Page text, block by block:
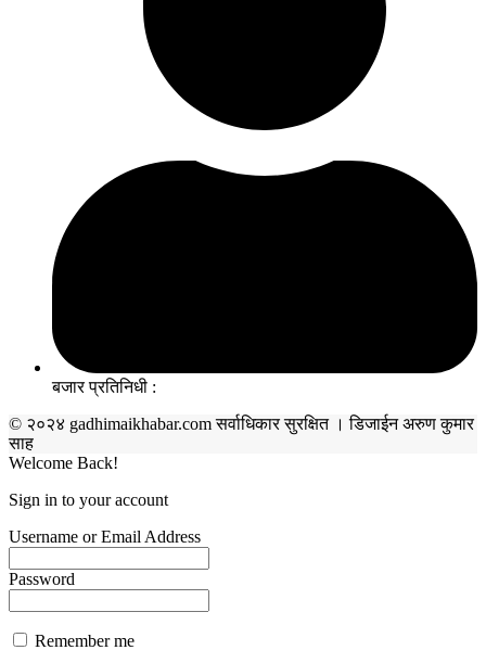
बजार प्रतिनिधी :
© २०२४ gadhimaikhabar.com सर्वाधिकार सुरक्षित । डिजाईन अरुण कुमार
साह
Welcome Back!
Sign in to your account
Username or Email Address
Password
Remember me